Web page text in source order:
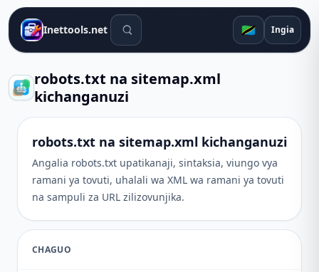
Inettools.net Zana za utafutaji 🇹🇿 Ingia
robots.txt na sitemap.xml
kichanganuzi
robots.txt na sitemap.xml kichanganuzi
Angalia robots.txt upatikanaji, sintaksia, viungo vya
ramani ya tovuti, uhalali wa XML wa ramani ya tovuti
na sampuli za URL zilizovunjika.
CHAGUO